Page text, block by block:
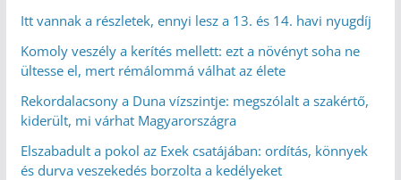
Itt vannak a részletek, ennyi lesz a 13. és 14. havi nyugdíj
Komoly veszély a kerítés mellett: ezt a növényt soha ne
ültesse el, mert rémálommá válhat az élete
Rekordalacsony a Duna vízszintje: megszólalt a szakértő,
kiderült, mi várhat Magyarországra
Elszabadult a pokol az Exek csatájában: ordítás, könnyek
és durva veszekedés borzolta a kedélyeket